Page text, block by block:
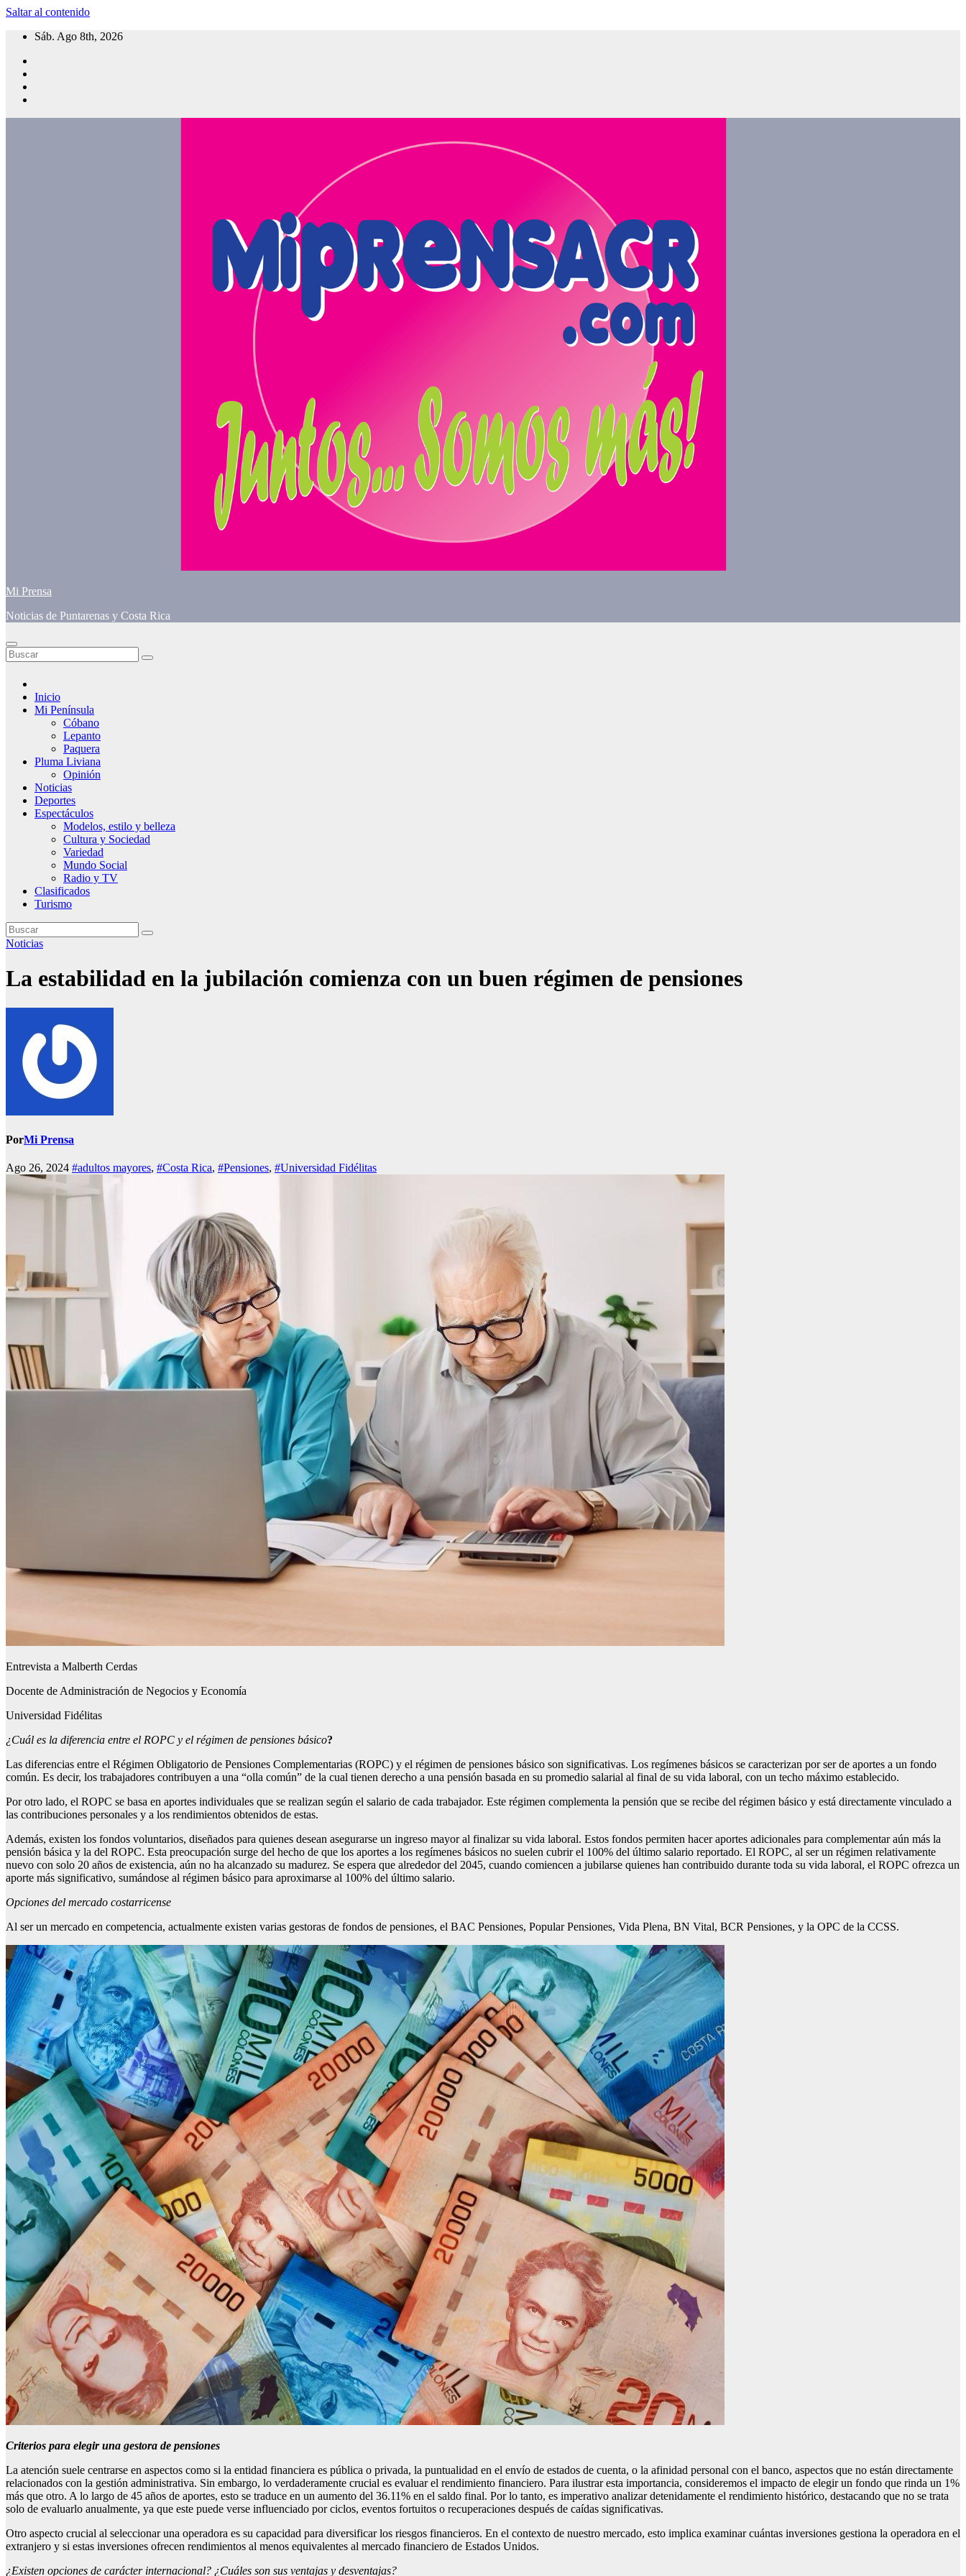
Saltar al contenido
Sáb. Ago 8th, 2026
Mi Prensa
Noticias de Puntarenas y Costa Rica
Inicio
Mi Península
Cóbano
Lepanto
Paquera
Pluma Liviana
Opinión
Noticias
Deportes
Espectáculos
Modelos, estilo y belleza
Cultura y Sociedad
Variedad
Mundo Social
Radio y TV
Clasificados
Turismo
Noticias
La estabilidad en la jubilación comienza con un buen régimen de pensiones
PorMi Prensa
Ago 26, 2024 #adultos mayores, #Costa Rica, #Pensiones, #Universidad Fidélitas
Entrevista a Malberth Cerdas
Docente de Administración de Negocios y Economía
Universidad Fidélitas
¿Cuál es la diferencia entre el ROPC y el régimen de pensiones básico?
Las diferencias entre el Régimen Obligatorio de Pensiones Complementarias (ROPC) y el régimen de pensiones básico son significativas. Los regímenes básicos se caracterizan por ser de aportes a un fondo
común. Es decir, los trabajadores contribuyen a una “olla común” de la cual tienen derecho a una pensión basada en su promedio salarial al final de su vida laboral, con un techo máximo establecido.
Por otro lado, el ROPC se basa en aportes individuales que se realizan según el salario de cada trabajador. Este régimen complementa la pensión que se recibe del régimen básico y está directamente vinculado a
las contribuciones personales y a los rendimientos obtenidos de estas.
Además, existen los fondos voluntarios, diseñados para quienes desean asegurarse un ingreso mayor al finalizar su vida laboral. Estos fondos permiten hacer aportes adicionales para complementar aún más la
pensión básica y la del ROPC. Esta preocupación surge del hecho de que los aportes a los regímenes básicos no suelen cubrir el 100% del último salario reportado. El ROPC, al ser un régimen relativamente
nuevo con solo 20 años de existencia, aún no ha alcanzado su madurez. Se espera que alrededor del 2045, cuando comiencen a jubilarse quienes han contribuido durante toda su vida laboral, el ROPC ofrezca un
aporte más significativo, sumándose al régimen básico para aproximarse al 100% del último salario.
Opciones del mercado costarricense
Al ser un mercado en competencia, actualmente existen varias gestoras de fondos de pensiones, el BAC Pensiones, Popular Pensiones, Vida Plena, BN Vital, BCR Pensiones, y la OPC de la CCSS.
Criterios para elegir una gestora de pensiones
La atención suele centrarse en aspectos como si la entidad financiera es pública o privada, la puntualidad en el envío de estados de cuenta, o la afinidad personal con el banco, aspectos que no están directamente
relacionados con la gestión administrativa. Sin embargo, lo verdaderamente crucial es evaluar el rendimiento financiero. Para ilustrar esta importancia, consideremos el impacto de elegir un fondo que rinda un 1%
más que otro. A lo largo de 45 años de aportes, esto se traduce en un aumento del 36.11% en el saldo final. Por lo tanto, es imperativo analizar detenidamente el rendimiento histórico, destacando que no se trata
solo de evaluarlo anualmente, ya que este puede verse influenciado por ciclos, eventos fortuitos o recuperaciones después de caídas significativas.
Otro aspecto crucial al seleccionar una operadora es su capacidad para diversificar los riesgos financieros. En el contexto de nuestro mercado, esto implica examinar cuántas inversiones gestiona la operadora en el
extranjero y si estas inversiones ofrecen rendimientos al menos equivalentes al mercado financiero de Estados Unidos.
¿Existen opciones de carácter internacional? ¿Cuáles son sus ventajas y desventajas?